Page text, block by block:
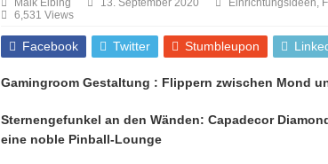
6,531 Views
Facebook Twitter Stumbleupon
Gamingroom Gestaltung : Flippern zwischen Mond
Sternengefunkel an den Wänden: Capadecor
eine noble Pinball-Lounge